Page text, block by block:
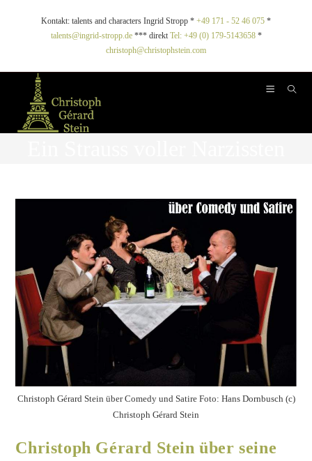
Kontakt: talents and characters Ingrid Stropp * +49 171 - 52 46 075 *
talents@ingrid-stropp.de*** direkt Tel: +49 (0) 179-5143658*
christoph@christophstein.com
Christoph Gérard Stein über Comedy und Satire Foto: Hans Dornbusch (c)
Christoph Gérard Stein
Christoph Gérard Stein über seine